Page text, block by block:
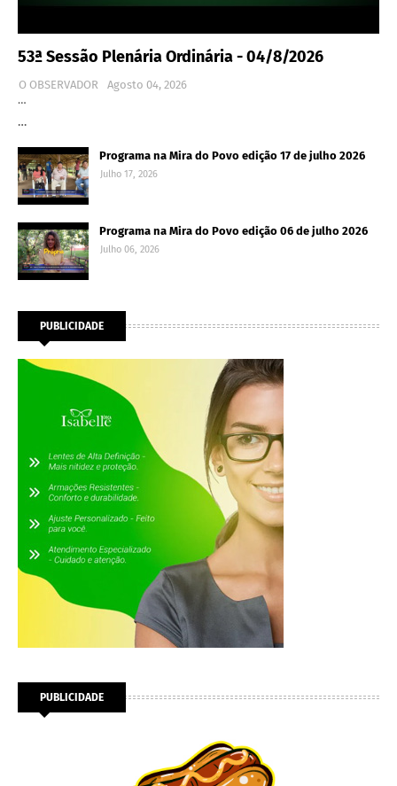
53ª Sessão Plenária Ordinária - 04/8/2026
O OBSERVADOR
Agosto 04, 2026
…
…
Programa na Mira do Povo edição 17 de julho 2026
Julho 17, 2026
Programa na Mira do Povo edição 06 de julho 2026
Julho 06, 2026
PUBLICIDADE
PUBLICIDADE